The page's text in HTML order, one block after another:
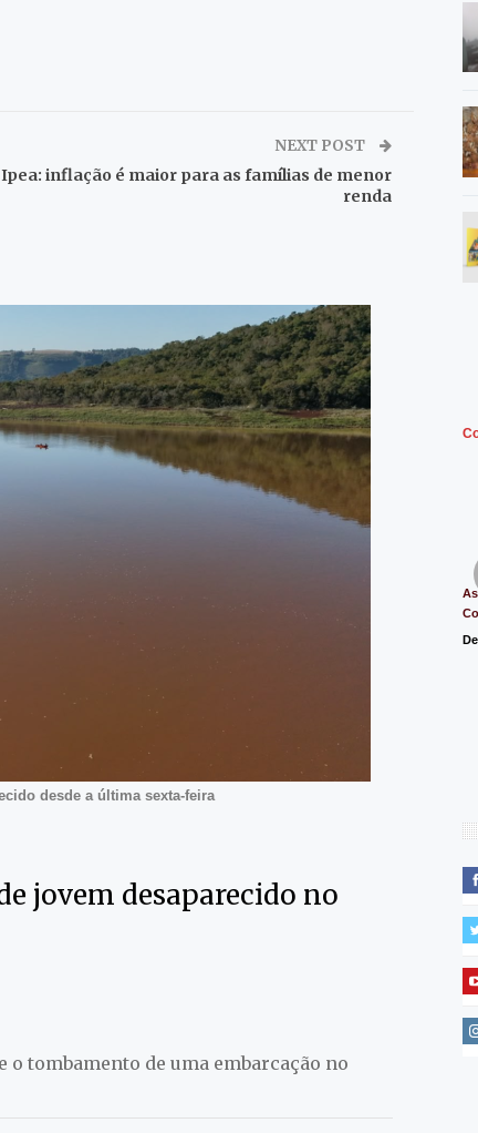
NEXT POST
Ipea: inflação é maior para as famílias de menor
renda
desde a última sexta-feira
jovem desaparecido no
tombamento de uma embarcação no